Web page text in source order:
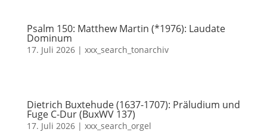
Psalm 150: Matthew Martin (*1976): Laudate
Dominum
17. Juli 2026| xxx_search_tonarchiv
Dietrich Buxtehude (1637-1707): Präludium und
Fuge C-Dur (BuxWV 137)
17. Juli 2026| xxx_search_orgel